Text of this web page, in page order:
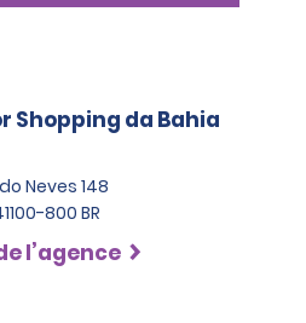
Shopping da Bahia
Neves 148
800 BR
l’agence